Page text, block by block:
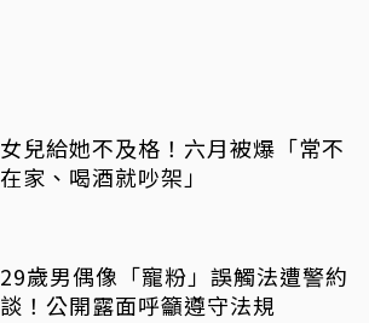
女兒給她不及格！六月被爆「常不
在家、喝酒就吵架」
29歲男偶像「寵粉」誤觸法遭警約
談！公開露面呼籲遵守法規